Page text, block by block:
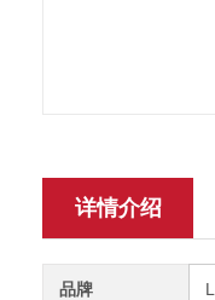
详情介绍
品牌